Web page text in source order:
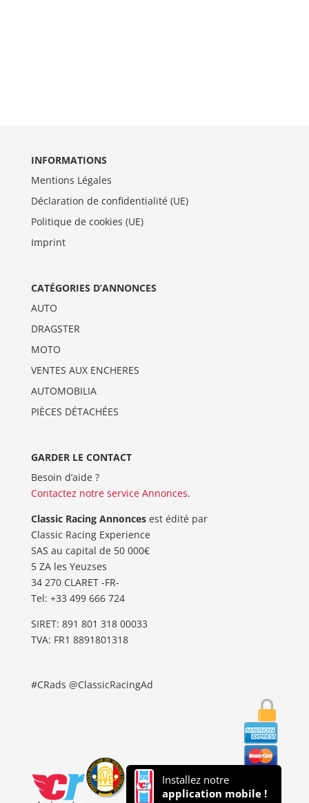
INFORMATIONS
Mentions Légales
Déclaration de confidentialité (UE)
Politique de cookies (UE)
Imprint
CATÉGORIES D’ANNONCES
AUTO
DRAGSTER
MOTO
VENTES AUX ENCHERES
AUTOMOBILIA
PIÈCES DÉTACHÉES
GARDER LE CONTACT
Besoin d’aide ?
Contactez notre service Annonces.
Classic Racing Annoncesest édité par
Classic Racing Experience
SAS au capital de 50 000€
5 ZA les Yeuzses
34 270 CLARET -FR-
Tel: ‭+33 499 666 724‬
SIRET: 891 801 318 00033
TVA: FR1 8891801318
#CRads @ClassicRacingAd
Installez notre
application mobile !